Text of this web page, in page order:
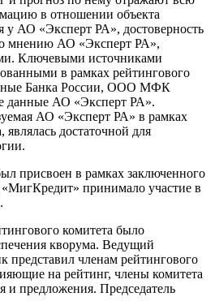
в отношении объекта
АО «Эксперт РА», достоверность
мнению АО «Эксперт РА»,
Ключевыми источниками
в рамках рейтингового
Банка России, ООО МФК
данные АО «Эксперт РА».
АО «Эксперт РА» в рамках
являлась достаточной для
присвоен в рамках заключенного
принимало участие в
комитета было
кворума. Ведущий
представил членам рейтингового
на рейтинг, члены комитета
и предложения. Председатель